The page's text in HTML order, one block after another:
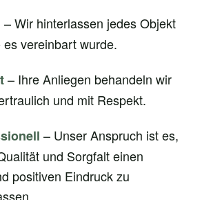
– Wir hinterlassen jedes Objekt
es vereinbart wurde.
– Ihre Anliegen behandeln wir
und mit Respekt.
– Unser Anspruch ist es,
und Sorgfalt einen
positiven Eindruck zu